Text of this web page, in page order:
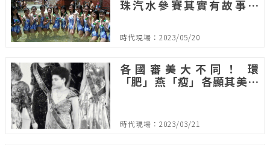
珠汽水參賽其實有故事｜
時代現場：2023/05/20
各國審美大不同！ 環
「肥」燕「瘦」各顯其美｜
時代現場：2023/03/21